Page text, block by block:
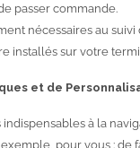
passer commande.
nécessaires au suivi
installés sur votre
et de
indispensables à la
pour vous : de